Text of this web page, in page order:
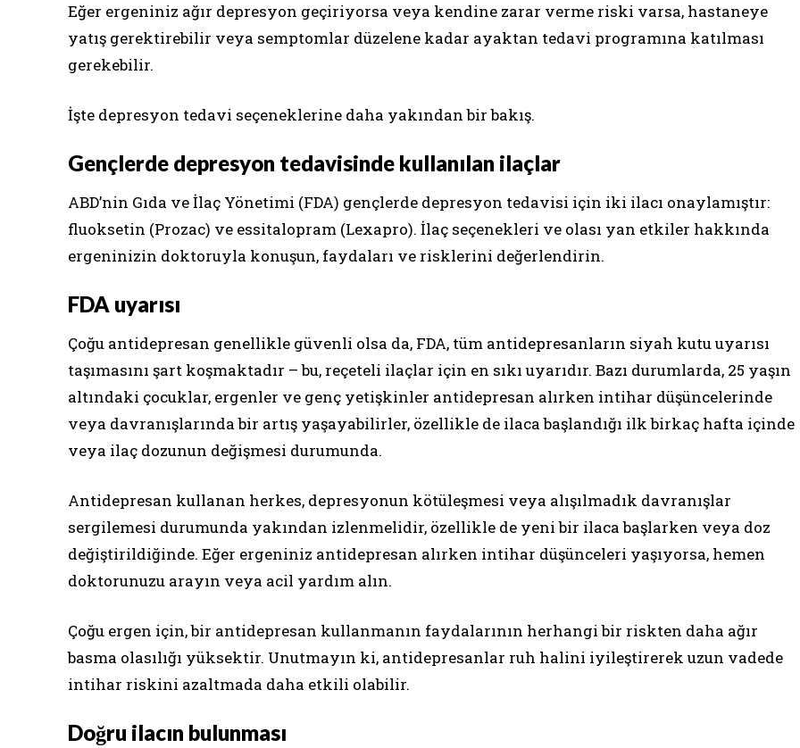
Eğer ergeniniz ağır depresyon geçiriyorsa veya kendine zarar verme riski varsa, hastaneye
yatış gerektirebilir veya semptomlar düzelene kadar ayaktan tedavi programına katılması
gerekebilir.
İşte depresyon tedavi seçeneklerine daha yakından bir bakış.
Gençlerde depresyon tedavisinde kullanılan ilaçlar
ABD’nin Gıda ve İlaç Yönetimi (FDA) gençlerde depresyon tedavisi için iki ilacı onaylamıştır:
fluoksetin (Prozac) ve essitalopram (Lexapro). İlaç seçenekleri ve olası yan etkiler hakkında
ergeninizin doktoruyla konuşun, faydaları ve risklerini değerlendirin.
FDA uyarısı
Çoğu antidepresan genellikle güvenli olsa da, FDA, tüm antidepresanların siyah kutu uyarısı
taşımasını şart koşmaktadır – bu, reçeteli ilaçlar için en sıkı uyarıdır. Bazı durumlarda, 25 yaşın
altındaki çocuklar, ergenler ve genç yetişkinler antidepresan alırken intihar düşüncelerinde
veya davranışlarında bir artış yaşayabilirler, özellikle de ilaca başlandığı ilk birkaç hafta içinde
veya ilaç dozunun değişmesi durumunda.
Antidepresan kullanan herkes, depresyonun kötüleşmesi veya alışılmadık davranışlar
sergilemesi durumunda yakından izlenmelidir, özellikle de yeni bir ilaca başlarken veya doz
değiştirildiğinde. Eğer ergeniniz antidepresan alırken intihar düşünceleri yaşıyorsa, hemen
doktorunuzu arayın veya acil yardım alın.
Çoğu ergen için, bir antidepresan kullanmanın faydalarının herhangi bir riskten daha ağır
basma olasılığı yüksektir. Unutmayın ki, antidepresanlar ruh halini iyileştirerek uzun vadede
intihar riskini azaltmada daha etkili olabilir.
Doğru ilacın bulunması